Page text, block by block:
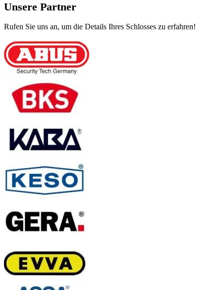
Unsere Partner
Rufen Sie uns an, um die Details Ihres Schlosses zu erfahren!